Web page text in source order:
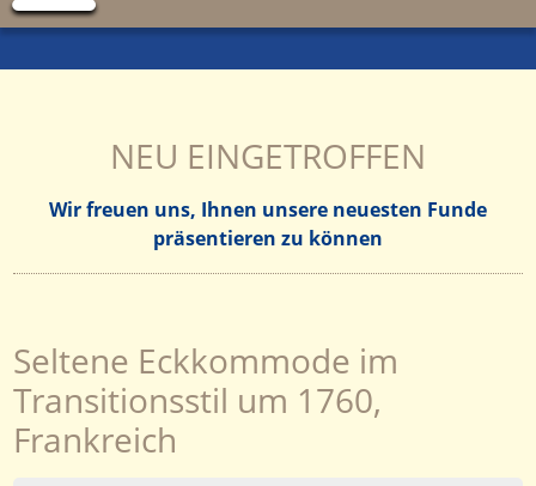
NEU EINGETROFFEN
Wir freuen uns, Ihnen unsere neuesten Funde
präsentieren zu können
Seltene Eckkommode im
Transitionsstil um 1760,
Frankreich